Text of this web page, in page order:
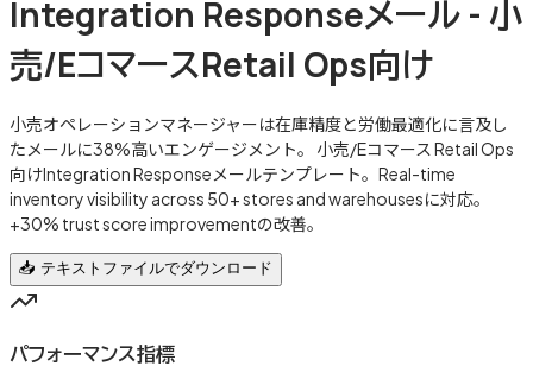
Integration Responseメール - 小
売/EコマースRetail Ops向け
小売オペレーションマネージャーは在庫精度と労働最適化に言及し
たメールに38%高いエンゲージメント。 小売/Eコマース Retail Ops
向けIntegration Responseメールテンプレート。Real-time
inventory visibility across 50+ stores and warehousesに対応。
+30% trust score improvementの改善。
📥 テキストファイルでダウンロード
パフォーマンス指標